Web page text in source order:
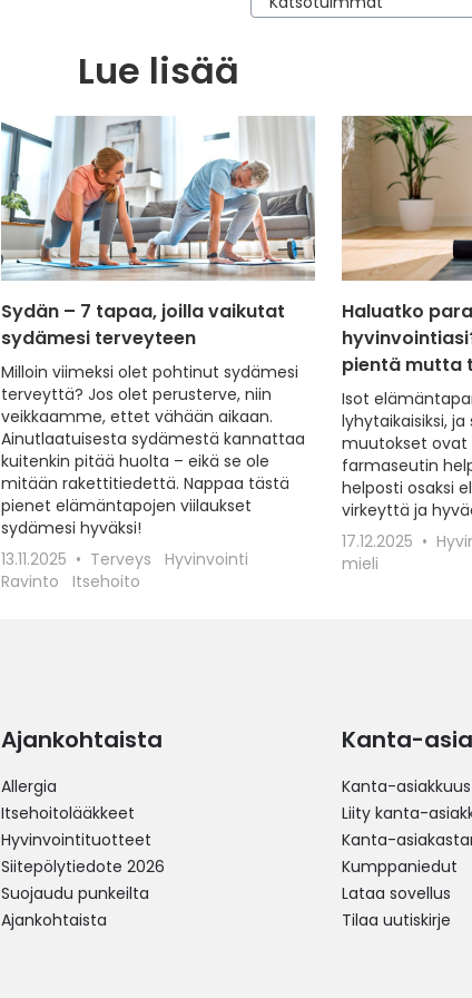
Lue lisää
Sydän – 7 tapaa, joilla vaikutat
sydämesi terveyteen
Milloin viimeksi olet pohtinut sydämesi
terveyttä? Jos olet perusterve, niin
veikkaamme, ettet vähään aikaan.
Ainutlaatuisesta sydämestä kannattaa
kuitenkin pitää huolta – eikä se ole
mitään rakettitiedettä. Nappaa tästä
pienet elämäntapojen viilaukset
sydämesi hyväksi!
13.11.2025
Terveys
Hyvinvointi
Ravinto
Itsehoito
Haluatko
pientä mutta
Isot
lyhytaikaisiksi,
muutokset ovat
farmaseutin
helposti osaksi
virkeyttä ja
17.12.2025
mieli
Ajankohtaista
Allergia
Itsehoitolääkkeet
Hyvinvointituotteet
Siitepölytiedote 2026
Suojaudu punkeilta
Ajankohtaista
Kanta-
Kanta-
Liity kanta-
Kanta-
Kumppaniedut
Lataa sovellus
Tilaa uutiskirje